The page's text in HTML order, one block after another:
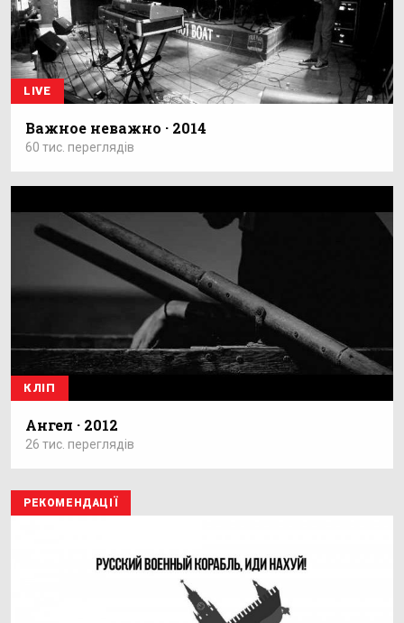
LIVE
Важное неважно · 2014
60 тис. переглядів
КЛІП
Ангел · 2012
26 тис. переглядів
РЕКОМЕНДАЦІЇ